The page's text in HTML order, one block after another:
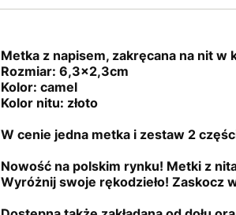
Metka z napisem, zakręcana na nit w
Rozmiar: 6,3x2,3cm
Kolor: camel
Kolor nitu: złoto
W cenie jedna metka i zestaw 2
Nowość na polskim rynku! Metki z
Wyróżnij swoje rękodzieło! Zaskocz